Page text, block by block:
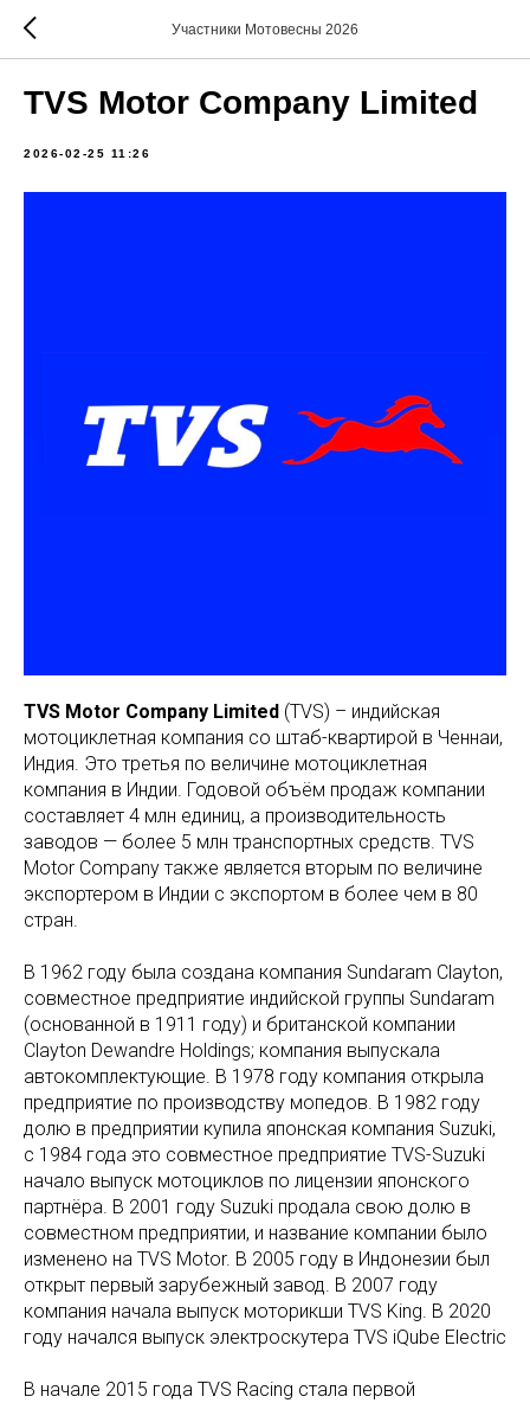
Участники Мотовесны 2026
TVS Motor Company Limited
2026-02-25 11:26
TVS Motor Company Limited (TVS) – индийская
мотоциклетная компания со штаб-квартирой в Ченнаи,
Индия. Это третья по величине мотоциклетная
компания в Индии. Годовой объём продаж компании
составляет 4 млн единиц, а производительность
заводов — более 5 млн транспортных средств. TVS
Motor Company также является вторым по величине
экспортером в Индии с экспортом в более чем в 80
стран.
В 1962 году была создана компания Sundaram Clayton,
совместное предприятие индийской группы Sundaram
(основанной в 1911 году) и британской компании
Clayton Dewandre Holdings; компания выпускала
автокомплектующие. В 1978 году компания открыла
предприятие по производству мопедов. В 1982 году
долю в предприятии купила японская компания Suzuki,
с 1984 года это совместное предприятие TVS-Suzuki
начало выпуск мотоциклов по лицензии японского
партнёра. В 2001 году Suzuki продала свою долю в
совместном предприятии, и название компании было
изменено на TVS Motor. В 2005 году в Индонезии был
открыт первый зарубежный завод. В 2007 году
компания начала выпуск моторикши TVS King. В 2020
году начался выпуск электроскутера TVS iQube Electric
В начале 2015 года TVS Racing стала первой